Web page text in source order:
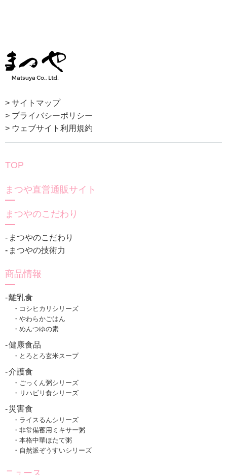
> サイトマップ
> プライバシーポリシー
> ウェブサイト利用規約
TOP
まつや直営通販サイト
まつやのこだわり
まつやのこだわり
まつやの技術力
商品情報
離乳食
コシヒカリシリーズ
やわらかごはん
めんつゆの素
健康食品
とろとろ玄米スープ
介護食
ごっくん粥シリーズ
リハビリ食シリーズ
災害食
ライスるんシリーズ
非常備蓄用ミキサー粥
本格中華ほたて粥
自然派ぞうすいシリーズ
ニュース